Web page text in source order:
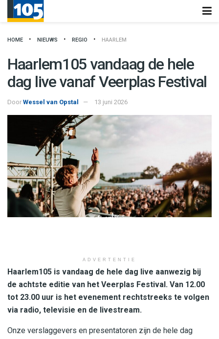
HOME NIEUWS REGIO HAARLEM
Haarlem105 vandaag de hele
dag live vanaf Veerplas Festival
Door Wessel van Opstal 13 juni 2026
ADVERTENTIE
Haarlem105 is vandaag de hele dag live aanwezig bij
de achtste editie van het Veerplas Festival. Van 12.00
tot 23.00 uur is het evenement rechtstreeks te volgen
via radio, televisie en de livestream.
Onze verslaggevers en presentatoren zijn de hele dag